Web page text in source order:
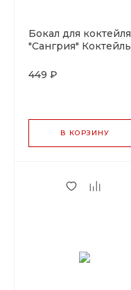
Бокал для коктейля
"Сангрия" Коктейль
Barware
449 ₽
В КОРЗИНУ